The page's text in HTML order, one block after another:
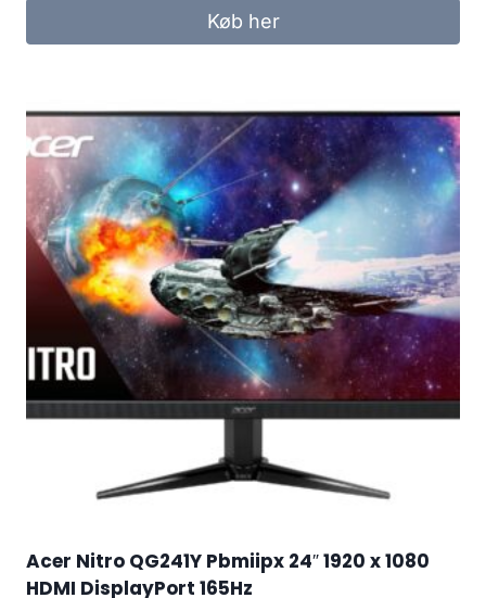
Køb her
Acer Nitro QG241Y Pbmiipx 24″ 1920 x 1080
HDMI DisplayPort 165Hz